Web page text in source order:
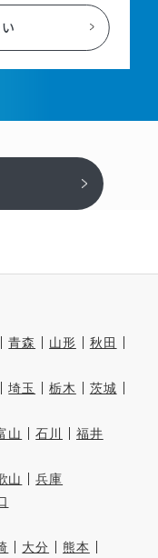
青森 山形
秋田
埼玉 栃木
茨城
山 石川
福井
山
兵庫
大分
熊本